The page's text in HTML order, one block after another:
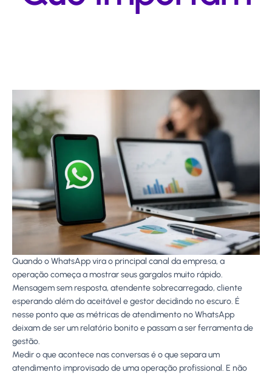
Quando o WhatsApp vira o principal canal da empresa, a
operação começa a mostrar seus gargalos muito rápido.
Mensagem sem resposta, atendente sobrecarregado, cliente
esperando além do aceitável e gestor decidindo no escuro. É
nesse ponto que as métricas de atendimento no WhatsApp
deixam de ser um relatório bonito e passam a ser ferramenta de
gestão.
Medir o que acontece nas conversas é o que separa um
atendimento improvisado de uma operação profissional. E não